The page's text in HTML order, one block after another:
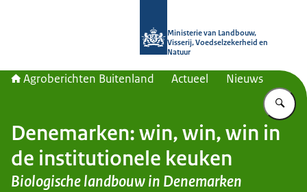
Ministerie van Landbouw,
Visserij, Voedselzekerheid en
Natuur
Agroberichten Buitenland Actueel Nieuws
Denemarken: win, win, win in
de institutionele keuken
Biologische landbouw in Denemarken